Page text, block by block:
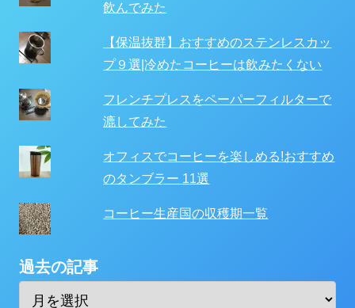
飲んでみた
【保温抜群】おすすめのステンレスカッ
プ９選|冷めたコーヒーは飲みたくない
フレンチプレスをペーパーフィルターで
漉してみた
オフィスでコーヒーを楽しめる!おすすめ
のタンブラー 11選
コーヒー生産国の収穫期一覧
過去の記事